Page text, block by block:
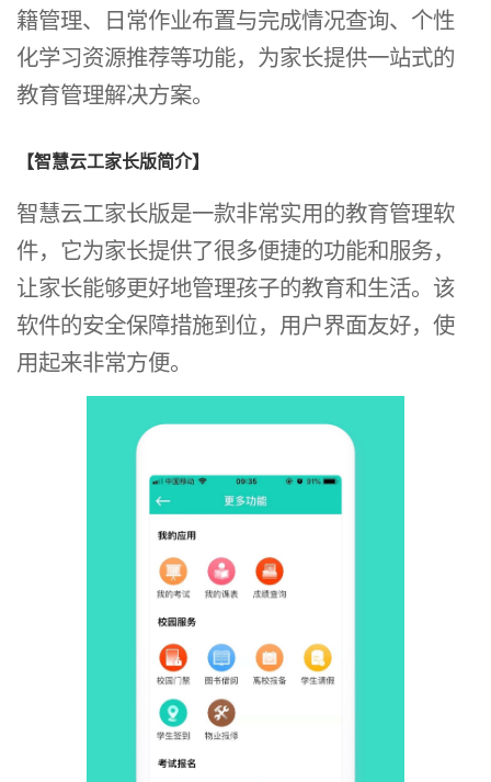
籍管理、日常作业布置与完成情况查询、个性
化学习资源推荐等功能，为家长提供一站式的
教育管理解决方案。
【智慧云工家长版简介】
智慧云工家长版是一款非常实用的教育管理软
件，它为家长提供了很多便捷的功能和服务，
让家长能够更好地管理孩子的教育和生活。该
软件的安全保障措施到位，用户界面友好，使
用起来非常方便。